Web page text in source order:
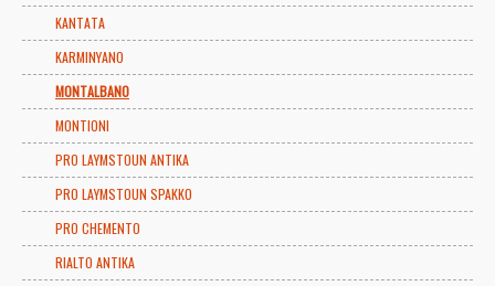
KANTATA
KARMINYANO
MONTALBANO
MONTIONI
PRO LAYMSTOUN ANTIKA
PRO LAYMSTOUN SPAKKO
PRO CHEMENTO
RIALTO ANTIKA